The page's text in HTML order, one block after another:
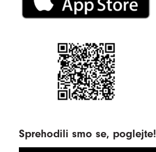
Sprehodili smo se, poglejte!